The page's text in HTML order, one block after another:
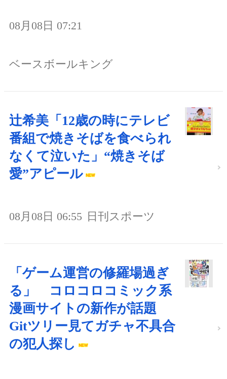
08月08日 07:21
ベースボールキング
辻希美「12歳の時にテレビ
番組で焼きそばを食べられ
なくて泣いた」“焼きそば
愛”アピール
08月08日 06:55 日刊スポーツ
「ゲーム運営の修羅場過ぎ
る」 コロコロコミック系
漫画サイトの新作が話題
Gitツリー見てガチャ不具合
の犯人探し